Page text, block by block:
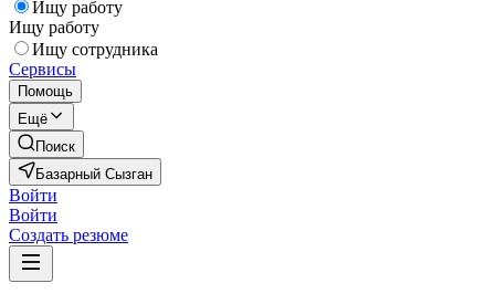
Ищу работу
Ищу работу
Ищу сотрудника
Сервисы
Помощь
Ещё
Поиск
Базарный Сызган
Войти
Войти
Создать резюме